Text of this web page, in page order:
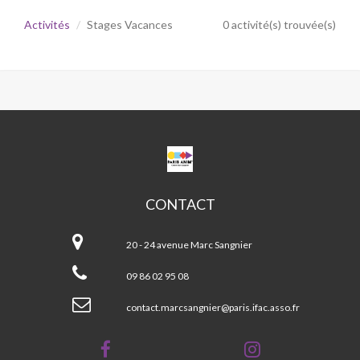
Activités Stages Vacances 0 activité(s) trouvée(s)
CPA
MARC
CONTACT
Marc
Sangnier
20 - 24 avenue Marc Sangnier
09 86 02 95 08
contact.marcsangnier@paris.ifac.asso.fr